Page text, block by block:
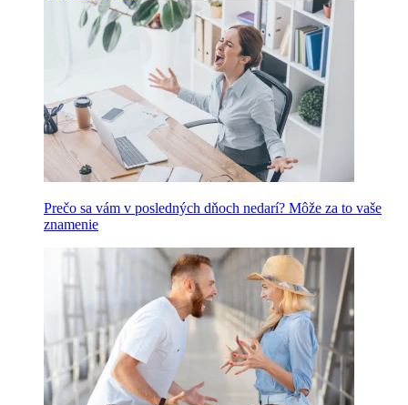
Prečo sa vám v posledných dňoch nedarí? Môže za to vaše
znamenie